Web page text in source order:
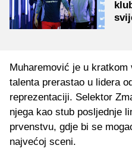
Muharemović je u
talenta prerastao u lidera
reprezentaciji. Selektor
njega kao stub posljednje
prvenstvu, gdje bi se
najvećoj sceni.